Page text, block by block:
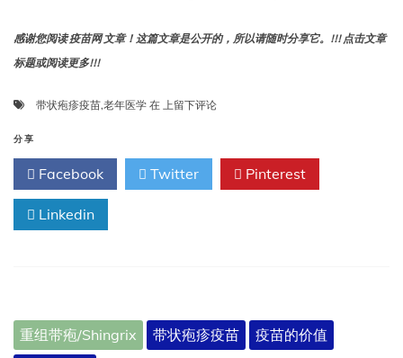
感谢您阅读 疫苗网 文章！这篇文章是公开的，所以请随时分享它。!!! 点击文章
标题或阅读更多!!!
带状疱疹疫苗,老年医学 在 研
明，
带
状
于
健
上留下评论
分享
Facebook Twitter Pinterest
Linkedin
重组带疱/Shingrix 带状疱疹疫苗
疫苗的价值